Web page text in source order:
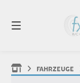
zum
FAHRZEUGE